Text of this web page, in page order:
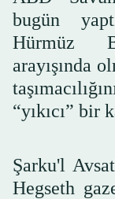
bugün
Hürmüz
arayışında
“yıkıcı” bir
Şarku'l
Hegseth